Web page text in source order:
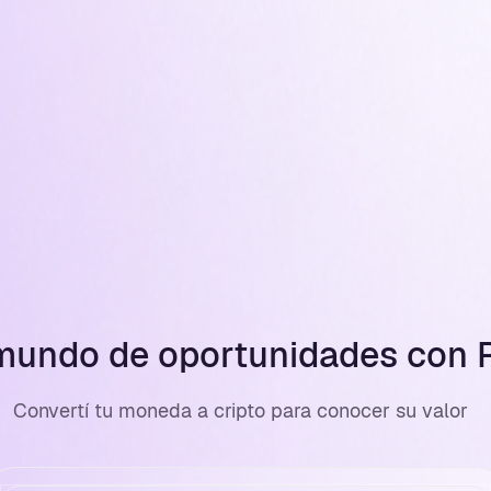
de oportunidades con
Convertí tu moneda a cripto para conocer su valor